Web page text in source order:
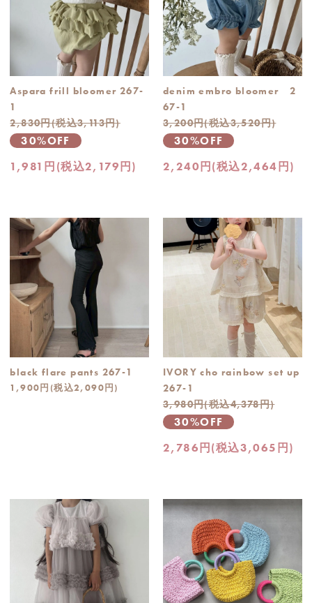
Aspara frill bloomer 267-
1
2,830円(税込3,113円)
30%OFF
1,981円(税込2,179円)
denim embro bloomer 2
67-1
3,200円(税込3,520円)
30%OFF
2,240円(税込2,464円)
black flare pants 267-1
1,900円(税込2,090円)
IVORY cho rainbow set up
267-1
3,980円(税込4,378円)
30%OFF
2,786円(税込3,065円)